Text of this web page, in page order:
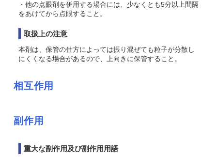
・他の点眼剤を併用する場合には、少なくとも5分以上間隔
をあけてから点眼すること。
取扱上の注意
本剤は、保管の仕方によっては振り混ぜても粒子が分散し
にくくなる場合があるので、上向きに保管すること。
相互作用
副作用
重大な副作用及び副作用用語